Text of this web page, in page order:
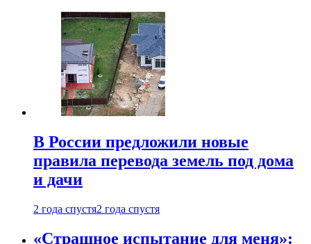
В России предложили новые
правила перевода земель под дома
и дачи
2 года спустя2 года спустя
«Страшное испытание для меня»: